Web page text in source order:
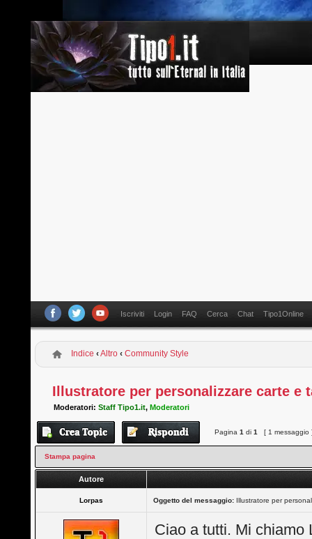
Iscriviti Login FAQ Cerca Chat Tipo1Online
Indice ‹Altro ‹ Community Style
Illustratore per personalizzare carte e
Moderatori:Staff Tipo1.it,Moderatori
Pagina1 di1 [ 1 messaggio
Stampa pagina
Autore
Lorpas Oggetto del messaggio: Illustratore per
Ciao a tutti. Mi chiamo